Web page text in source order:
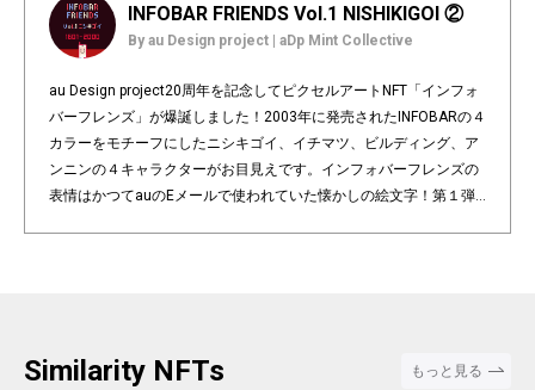
INFOBAR FRIENDS Vol.1 NISHIKIGOI ②
By au Design project | aDp Mint Collective
au Design project20周年を記念してピクセルアートNFT「インフォ
バーフレンズ」が爆誕しました！2003年に発売されたINFOBARの４
カラーをモチーフにしたニシキゴイ、イチマツ、ビルディング、ア
ンニンの４キャラクターがお目見えです。インフォバーフレンズの
表情はかつてauのEメールで使われていた懐かしの絵文字！第１弾
the INFOBAR FRIENDS' faces are nostalgic pictograms once used
Similarity NFTs もっと見る